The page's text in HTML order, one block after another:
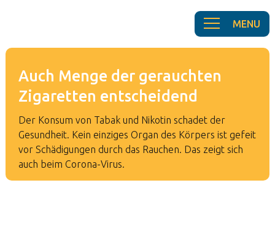
Auch Menge der gerauchten
Zigaretten entscheidend
Der Konsum von Tabak und Nikotin schadet der
Gesundheit. Kein einziges Organ des Körpers ist gefeit
vor Schädigungen durch das Rauchen. Das zeigt sich
auch beim Corona-Virus.